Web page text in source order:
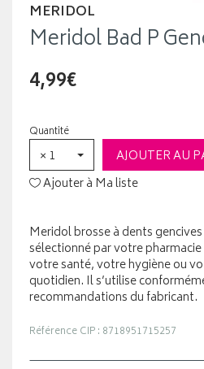
MERIDOL
Meridol Bad P
4,99€
Quantité
× 1
AJOUTER AU
Ajouter à Ma liste
Meridol brosse à dents
sélectionné par votre
votre santé, votre hygiène ou
quotidien. Il s’utilise
recommandations du fabricant.
Référence CIP : 8718951715257